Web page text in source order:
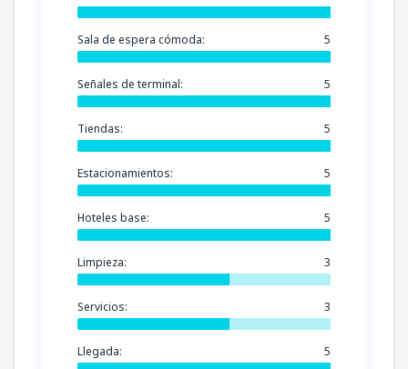
Sala de espera cómoda: 5
Señales de terminal: 5
Tiendas: 5
Estacionamientos: 5
Hoteles base: 5
Limpieza: 3
Servicios: 3
Llegada: 5